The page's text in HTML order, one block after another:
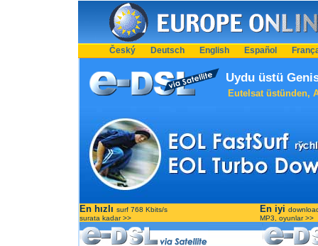
Český Deutsch English Español
Uydu üstü
Eutelsat üstünden,
En hızlı surf 768 Kbits/s
surata kadar >>
En iyi
MP3, oyunlar >>